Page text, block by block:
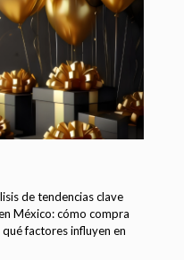
de tendencias clave
México: cómo compra
factores influyen en